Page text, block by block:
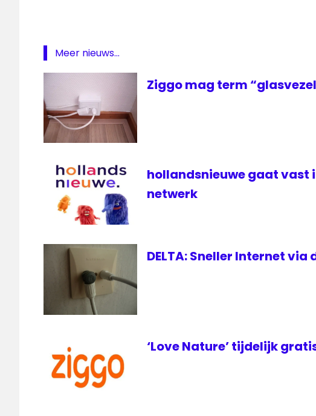
Meer nieuws...
Ziggo mag term
hollandsnieuwe gaat vast
netwerk
DELTA: Sneller Internet via
‘Love Nature’ tijdelijk